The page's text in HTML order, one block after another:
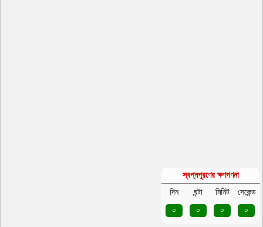
স্বপ্নপূরণের ক্ষণগণনা
দিন
ঘন্টা মিনিট
সেকেন্ড
০
০ ০ ০